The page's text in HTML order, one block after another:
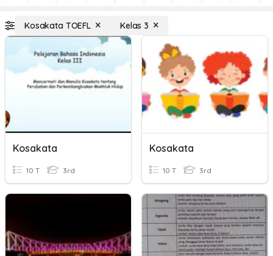
Kosakata TOEFL Kelas 3
Kosakata
10 T 3rd
Kosakata
10 T 3rd